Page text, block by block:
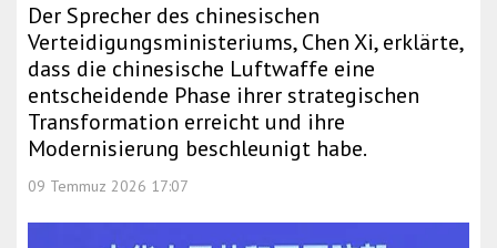
Der Sprecher des chinesischen
Verteidigungsministeriums, Chen Xi, erklärte,
dass die chinesische Luftwaffe eine
entscheidende Phase ihrer strategischen
Transformation erreicht und ihre
Modernisierung beschleunigt habe.
09 Temmuz 2026 17:07